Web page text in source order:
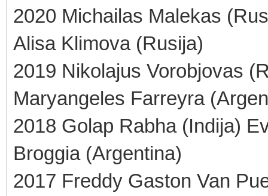
2020 Michailas Malekas
Alisa Klimova (Rusija)
2019 Nikolajus Vorobjovas
Maryangeles Farreyra
2018 Golap Rabha (Indija)
Broggia (Argentina)
2017 Freddy Gaston Van